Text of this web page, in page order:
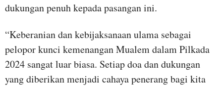
dukungan penuh kepada pasangan ini.
“Keberanian dan kebijaksanaan ulama sebagai
pelopor kunci kemenangan Mualem dalam Pilkada
2024 sangat luar biasa. Setiap doa dan dukungan
yang diberikan menjadi cahaya penerang bagi kita